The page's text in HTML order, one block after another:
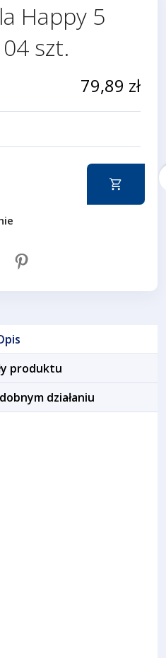
Happy 5
szt.
79,89 zł
produktu
działaniu